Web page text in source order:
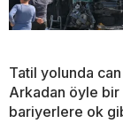
Tatil yolunda can
Arkadan öyle bir
bariyerlere ok